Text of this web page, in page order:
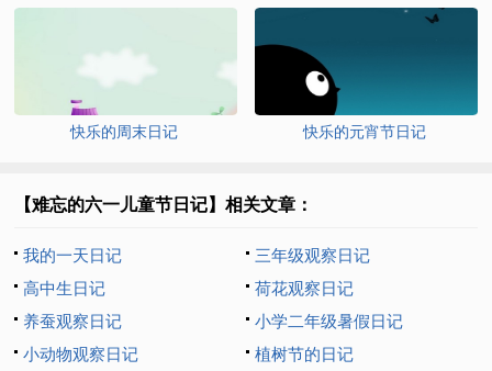
快乐的周末日记 快乐的元宵节日记
【难忘的六一儿童节日记】相关文章：
我的一天日记
三年级观察日记
高中生日记
荷花观察日记
养蚕观察日记
小学二年级暑假日记
小动物观察日记
植树节的日记